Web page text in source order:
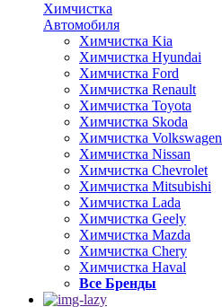
Химчистка
Автомобиля
Химчистка Kia
Химчистка Hyundai
Химчистка Ford
Химчистка Renault
Химчистка Toyota
Химчистка Skoda
Химчистка Volkswagen
Химчистка Nissan
Химчистка Chevrolet
Химчистка Mitsubishi
Химчистка Lada
Химчистка Geely
Химчистка Mazda
Химчистка Chery
Химчистка Haval
Все Бренды